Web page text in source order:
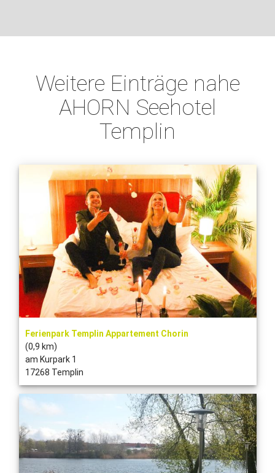
Weitere Einträge nahe
AHORN Seehotel
Templin
Ferienpark Templin Appartement Chorin
(0,9 km)
am Kurpark 1
17268 Templin